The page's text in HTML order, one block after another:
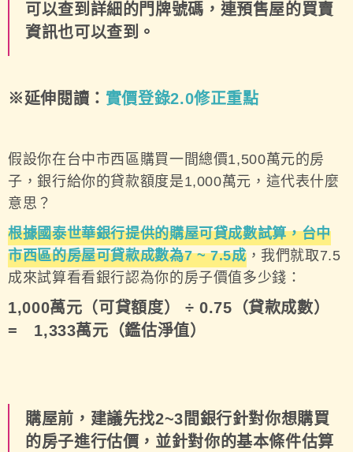
可以查到詳細的門牌號碼，連預售屋的買賣
資訊也可以查到。
※延伸閱讀： 實價登錄2.0修正重點
假設你在台中市西區購買一間總價1,500萬元的房
子，銀行給你的貸款額度是1,000萬元，這代表什麼
意思？
根據國泰世華銀行提供的購屋可貸成數試算，台中
市西區的房屋可貸款成數為7 ~ 7.5成，我們就取7.5
成來試算看看銀行認為你的房子價值多少錢：
1,000萬元（可貸額度） ÷ 0.75（貸款成數）
= 1,333萬元（鑑估淨值）
購屋前，建議先找2~3間銀行針對你想購買
的房子進行估價，並針對你的基本條件估算